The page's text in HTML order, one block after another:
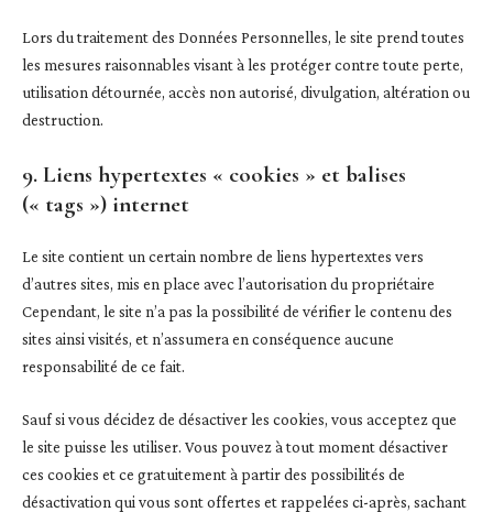
Lors du traitement des Données Personnelles, le site prend toutes
les mesures raisonnables visant à les protéger contre toute perte,
utilisation détournée, accès non autorisé, divulgation, altération ou
destruction.
9. Liens hypertextes « cookies » et balises
(« tags ») internet
Le site contient un certain nombre de liens hypertextes vers
d’autres sites, mis en place avec l’autorisation du propriétaire
Cependant, le site n’a pas la possibilité de vérifier le contenu des
sites ainsi visités, et n’assumera en conséquence aucune
responsabilité de ce fait.
Sauf si vous décidez de désactiver les cookies, vous acceptez que
le site puisse les utiliser. Vous pouvez à tout moment désactiver
ces cookies et ce gratuitement à partir des possibilités de
désactivation qui vous sont offertes et rappelées ci-après, sachant